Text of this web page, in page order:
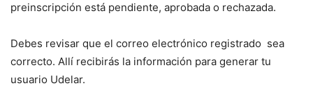
preinscripción está pendiente, aprobada o rechazada.
Debes revisar que el correo electrónico registrado sea
correcto. Allí recibirás la información para generar tu
usuario Udelar.